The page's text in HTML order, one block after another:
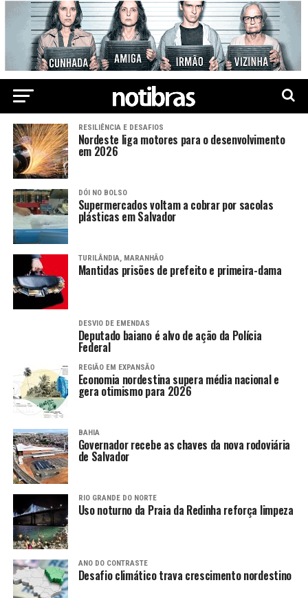
RESILIÊNCIA E DESAFIOS
Nordeste liga motores para o desenvolvimento
em 2026
DÓI NO BOLSO
Supermercados voltam a cobrar por sacolas
plásticas em Salvador
TURILÂNDIA, MARANHÃO
Mantidas prisões de prefeito e primeira-dama
DESVIO DE EMENDAS
Deputado baiano é alvo de ação da Polícia
Federal
REGIÃO EM EXPANSÃO
Economia nordestina supera média nacional e
gera otimismo para 2026
BAHIA
Governador recebe as chaves da nova rodoviária
de Salvador
RIO GRANDE DO NORTE
Uso noturno da Praia da Redinha reforça limpeza
ANO DO CONTRASTE
Desafio climático trava crescimento nordestino